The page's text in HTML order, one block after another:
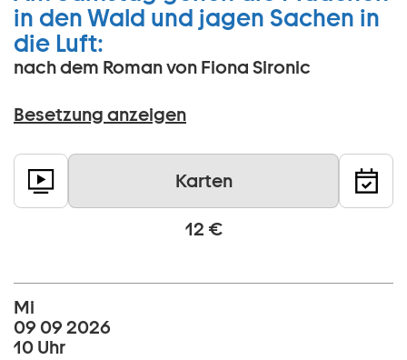
in den Wald und jagen Sachen in
die Luft:
nach dem Roman von Fiona Sironic
Besetzung anzeigen
Karten
12 €
Mi
09 09 2026
10 Uhr